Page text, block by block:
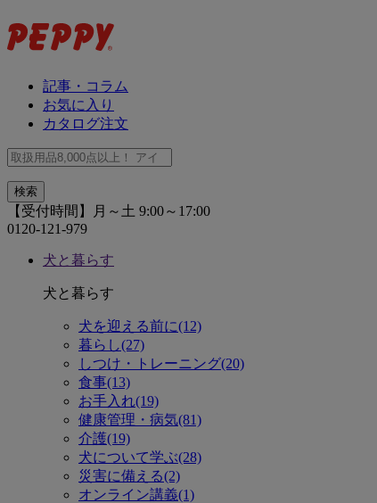
記事・コラム
お気に入り
カタログ注文
【受付時間】月～土 9:00～17:00
0120-121-979
犬と暮らす
犬と暮らす
犬を迎える前に(12)
暮らし(27)
しつけ・トレーニング(20)
食事(13)
お手入れ(19)
健康管理・病気(81)
介護(19)
犬について学ぶ(28)
災害に備える(2)
オンライン講義(1)